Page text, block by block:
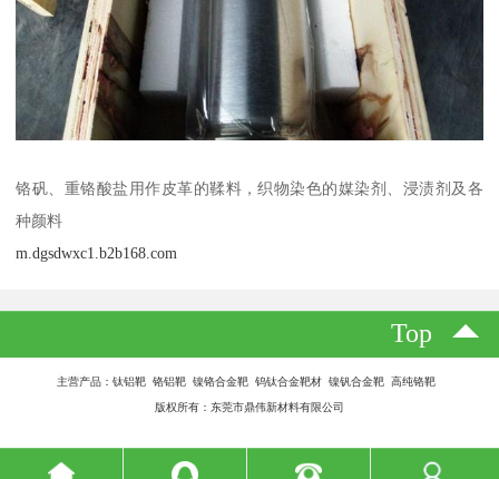
铬矾、重铬酸盐用作皮革的鞣料，织物染色的媒染剂、浸渍剂及各
种颜料
m.dgsdwxc1.b2b168.com
Top
主营产品：钛铝靶 铬铝靶 镍铬合金靶 钨钛合金靶材 镍钒合金靶 高纯铬靶
版权所有：东莞市鼎伟新材料有限公司